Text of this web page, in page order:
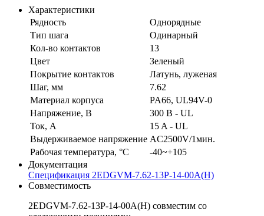
Характеристики
Рядность
Однорядные
Тип шага
Одинарный
Кол-во контактов
13
Цвет
Зеленый
Покрытие контактов
Латунь, луженая
Шаг, мм
7.62
Материал корпуса
PA66, UL94V-0
Напряжение, В
300 В - UL
Ток, А
15 A - UL
Выдерживаемое напряжение AC2500V/1мин.
Рабочая температура, °C
-40~+105
Документация
Спецификация 2EDGVM-7.62-13P-14-00A(H)
Совместимость
2EDGVM-7.62-13P-14-00A(H) совместим со